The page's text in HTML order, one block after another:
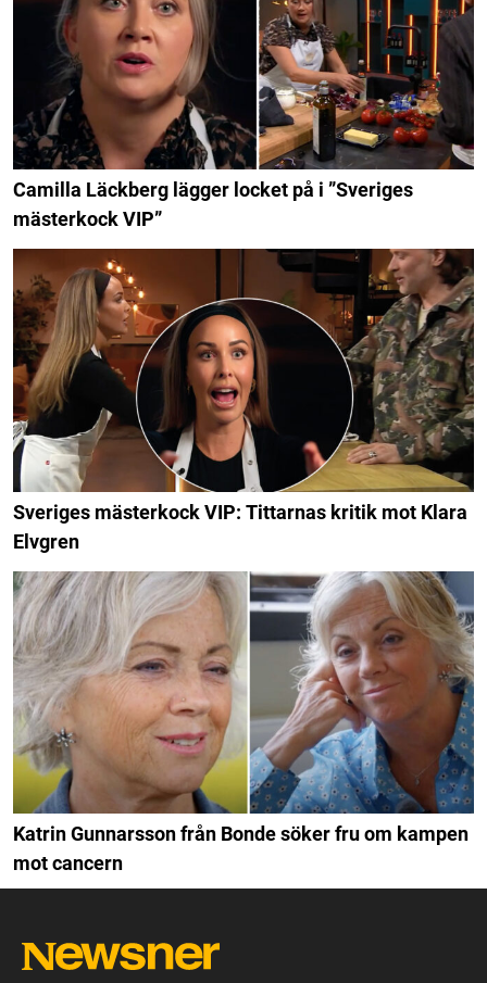
Camilla Läckberg lägger locket på i ”Sveriges
mästerkock VIP”
Sveriges mästerkock VIP: Tittarnas kritik mot Klara
Elvgren
Katrin Gunnarsson från Bonde söker fru om kampen
mot cancern